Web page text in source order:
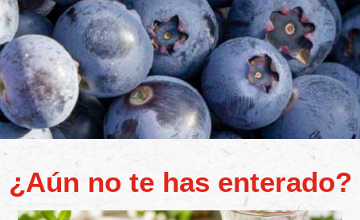
¿Aún no te has enterado?